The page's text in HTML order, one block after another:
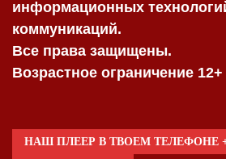
информационных
коммуникаций.
Все права защищены.
Возрастное ограничение 12+
НАШ ПЛЕЕР В ТВОЕМ ТЕЛЕФОНЕ